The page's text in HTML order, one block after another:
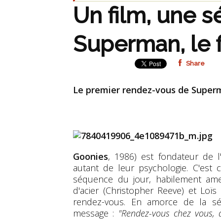
Un film, une
Superman, le
Share
Le premier rendez-vous de
Goonies, 1986) est fondateur de
autant de leur psychologie. C'est
séquence du jour, habilement
d'acier (Christopher Reeve) et
rendez-vous. En amorce de la
message : "Rendez-vous chez